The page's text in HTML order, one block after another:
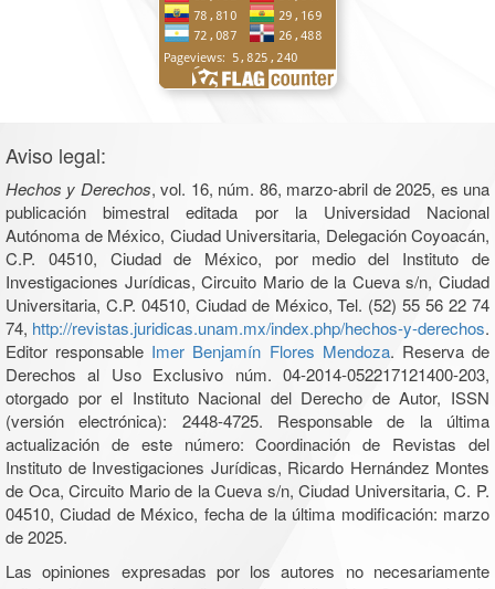
Aviso legal:
Hechos y Derechos, vol. 16, núm. 86, marzo-abril de 2025, es una
publicación bimestral editada por la Universidad Nacional
Autónoma de México, Ciudad Universitaria, Delegación Coyoacán,
C.P. 04510, Ciudad de México, por medio del Instituto de
Investigaciones Jurídicas, Circuito Mario de la Cueva s/n, Ciudad
Universitaria, C.P. 04510, Ciudad de México, Tel. (52) 55 56 22 74
74, http://revistas.juridicas.unam.mx/index.php/hechos-y-derechos.
Editor responsable Imer Benjamín Flores Mendoza. Reserva de
Derechos al Uso Exclusivo núm. 04-2014-052217121400-203,
otorgado por el Instituto Nacional del Derecho de Autor, ISSN
(versión electrónica): 2448-4725. Responsable de la última
actualización de este número: Coordinación de Revistas del
Instituto de Investigaciones Jurídicas, Ricardo Hernández Montes
de Oca, Circuito Mario de la Cueva s/n, Ciudad Universitaria, C. P.
04510, Ciudad de México, fecha de la última modificación: marzo
de 2025.
Las opiniones expresadas por los autores no necesariamente